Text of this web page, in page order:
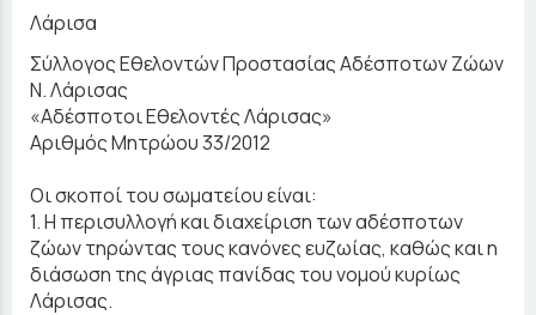
Λάρισα
Σύλλογος Εθελοντών Προστασίας Αδέσποτων Ζώων
Ν. Λάρισας
«Αδέσποτοι Εθελοντές Λάρισας»
Αριθμός Μητρώου 33/2012
Οι σκοποί του σωματείου είναι:
1. Η περισυλλογή και διαχείριση των αδέσποτων
ζώων τηρώντας τους κανόνες ευζωίας, καθώς και η
διάσωση της άγριας πανίδας του νομού κυρίως
Λάρισας.